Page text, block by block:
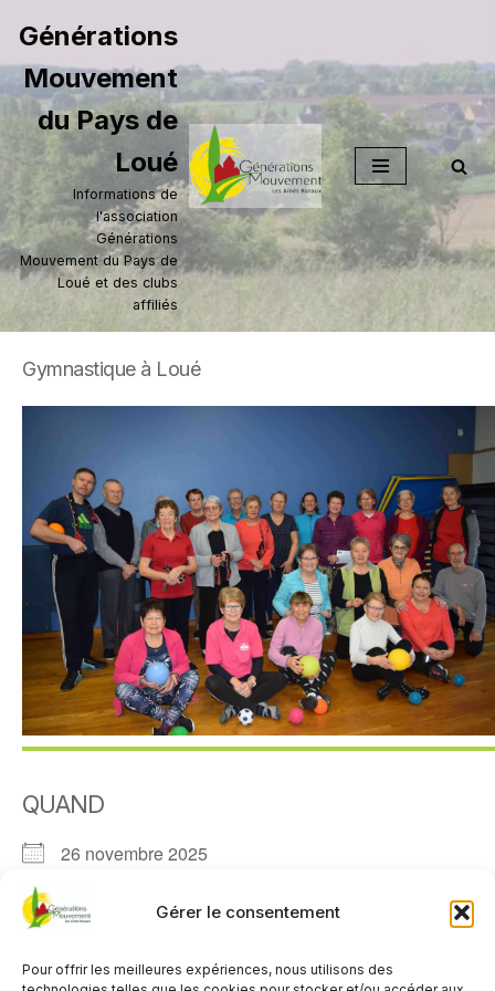
Gérer le consentement
Pour offrir les meilleures expériences, nous utilisons des
Aller
au
contenu
Générations
Mouvement
du Pays de
Loué
Informations de
l'association
Générations
Mouvement du Pays de
Loué et des clubs
affiliés
Gymnastique à Loué
QUAND
26 novembre 2025